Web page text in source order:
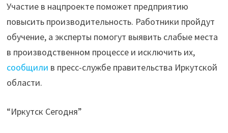
Участие в нацпроекте поможет предприятию
повысить производительность. Работники пройдут
обучение, а эксперты помогут выявить слабые места
в производственном процессе и исключить их,
сообщили в пресс-службе правительства Иркутской
области.
“Иркутск Сегодня”